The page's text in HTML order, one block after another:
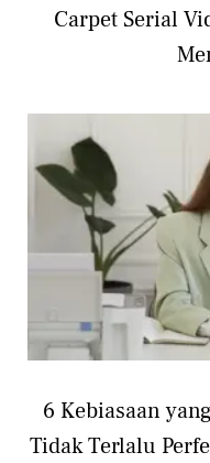
Carpet Serial
6 Kebiasaan
Tidak Terlalu